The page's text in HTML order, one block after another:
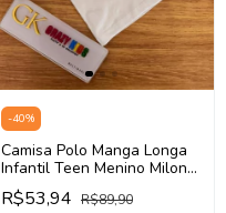
-40%
Camisa Polo Manga Longa
Infantil Teen Menino Milon
2000993 (Branco)
R$53,94 R$89,90